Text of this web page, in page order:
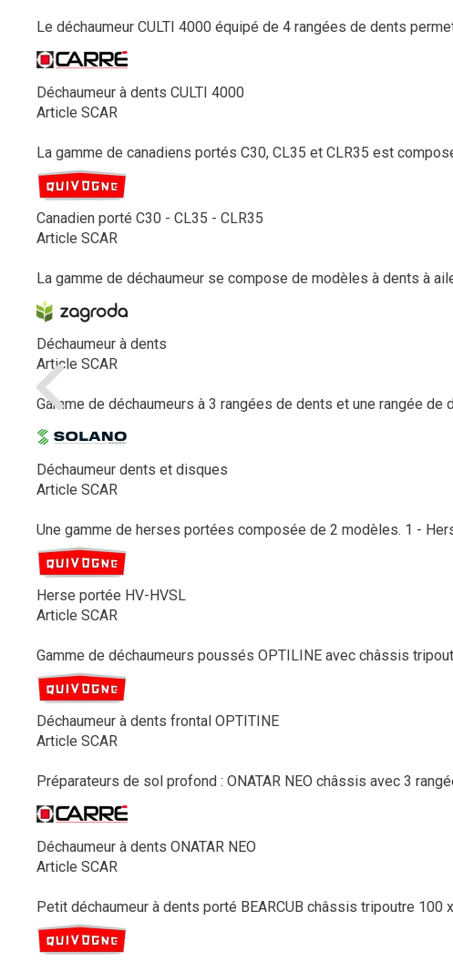
Le déchaumeur CULTI 4000 équipé de 4 rangées de dents
Déchaumeur à dents CULTI 4000
Article SCAR
La gamme de canadiens portés C30, CL35 et CLR35 est
Canadien porté C30 - CL35 - CLR35
Article SCAR
La gamme de déchaumeur se compose de modèles à dents à
Déchaumeur à dents
Article SCAR
Gamme de déchaumeurs à 3 rangées de dents et une rangée
Déchaumeur dents et disques
Article SCAR
Une gamme de herses portées composée de 2 modèles. 1 -
Herse portée HV-HVSL
Article SCAR
Gamme de déchaumeurs poussés OPTILINE avec châssis
Déchaumeur à dents frontal OPTITINE
Article SCAR
Préparateurs de sol profond : ONATAR NEO châssis avec 3
Déchaumeur à dents ONATAR NEO
Article SCAR
Petit déchaumeur à dents porté BEARCUB châssis tripoutre 100